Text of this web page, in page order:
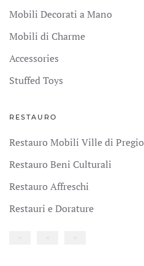
Mobili Decorati a Mano
Mobili di Charme
Accessories
Stuffed Toys
RESTAURO
Restauro Mobili Ville di Pregio
Restauro Beni Culturali
Restauro Affreschi
Restauri e Dorature